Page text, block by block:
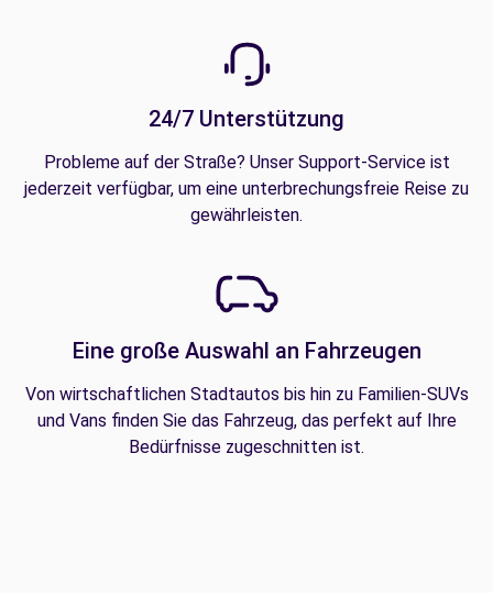
24/7 Unterstützung
Probleme auf der Straße? Unser Support-Service ist
jederzeit verfügbar, um eine unterbrechungsfreie Reise zu
gewährleisten.
Eine große Auswahl an Fahrzeugen
Von wirtschaftlichen Stadtautos bis hin zu Familien-SUVs
und Vans finden Sie das Fahrzeug, das perfekt auf Ihre
Bedürfnisse zugeschnitten ist.